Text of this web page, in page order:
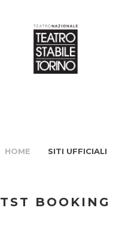
HOME SITI UFFICIALI
TST BOOKING